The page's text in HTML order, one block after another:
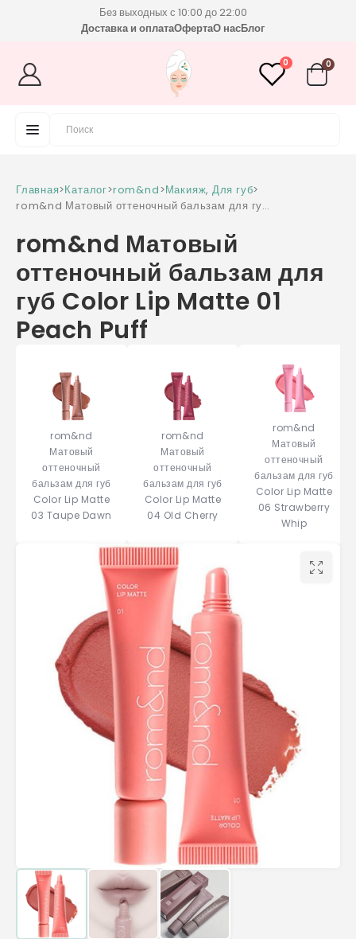
Без выходных с 10:00 до 22:00
Доставка и оплатаОфертаО насБлог
0 0
Главная>Каталог>rom&nd>Макияж, Для губ>
rom&nd Матовый оттеночный бальзам для губ
rom&nd Матовый
оттеночный бальзам для
губ Color Lip Matte 01
Peach Puff
rom&nd
Матовый
оттеночный
бальзам для губ
Color Lip Matte
03 Taupe Dawn
rom&nd
Матовый
оттеночный
бальзам для губ
Color Lip Matte
04 Old Cherry
rom&nd
Матовый
оттеночный
бальзам для губ
Color Lip Matte
06 Strawberry
Whip